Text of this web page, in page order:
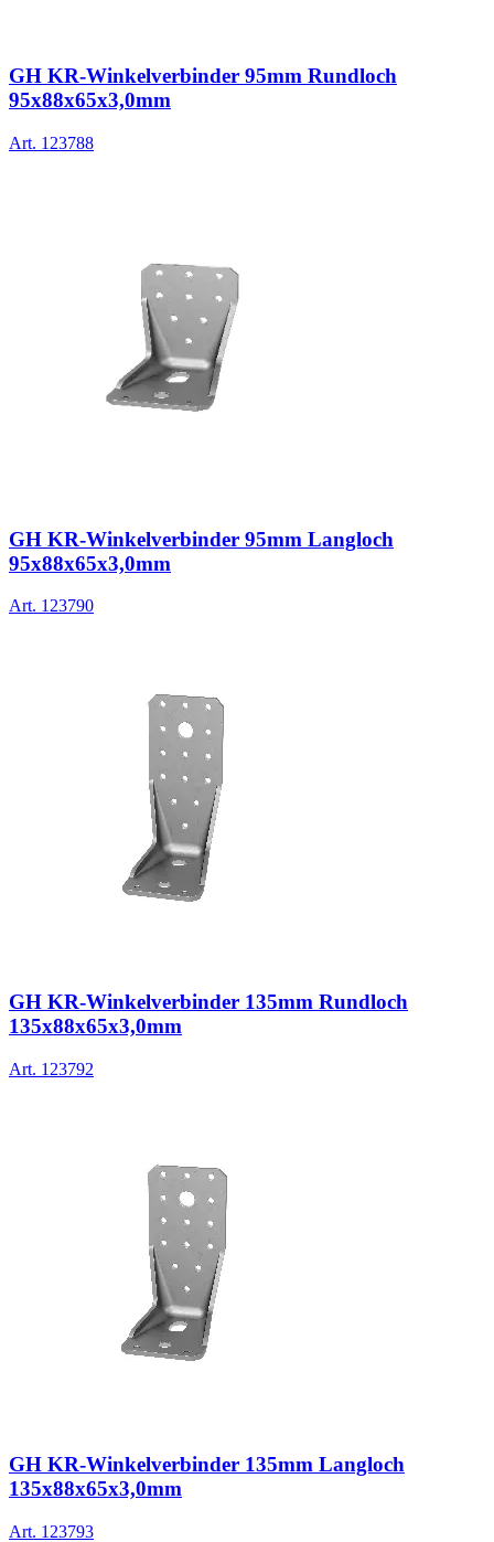
GH KR-Winkelverbinder 95mm Rundloch
95x88x65x3,0mm
Art. 123788
GH KR-Winkelverbinder 95mm Langloch
95x88x65x3,0mm
Art. 123790
GH KR-Winkelverbinder 135mm Rundloch
135x88x65x3,0mm
Art. 123792
GH KR-Winkelverbinder 135mm Langloch
135x88x65x3,0mm
Art. 123793